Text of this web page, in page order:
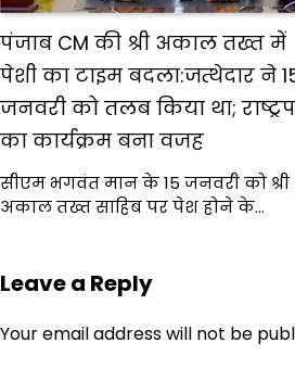
पंजाब CM की श्री अकाल तख्त में
पेशी का टाइम बदला:जत्थेदार ने
जनवरी को तलब किया था;
का कार्यक्रम बना वजह
सीएम भगवंत मान के 15 जनवरी को श्री
अकाल तख्त साहिब पर पेश होने के…
Leave a Reply
Your email address will not be